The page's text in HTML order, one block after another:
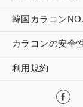
韓国カラコン
カラコンの安全
利用規約